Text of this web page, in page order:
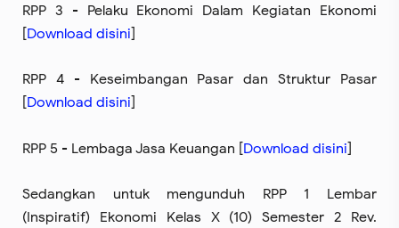
RPP 3 - Pelaku Ekonomi Dalam Kegiatan Ekonomi
[Download disini]
RPP 4 - Keseimbangan Pasar dan Struktur Pasar
[Download disini]
RPP 5 - Lembaga Jasa Keuangan [Download disini]
Sedangkan untuk mengunduh RPP 1 Lembar
(Inspiratif) Ekonomi Kelas X (10) Semester 2 Rev.